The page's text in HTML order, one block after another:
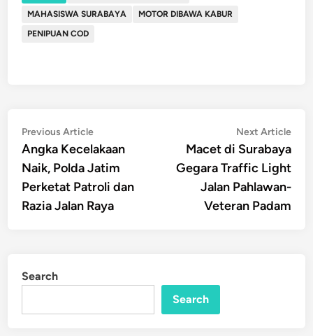
MAHASISWA SURABAYA
MOTOR DIBAWA KABUR
PENIPUAN COD
Post
navigation
Previous ArticlePrevious
article:
Angka Kecelakaan
Naik, Polda Jatim
Perketat Patroli dan
Razia Jalan Raya
Next Article
Macet di Surabaya
Gegara Traffic Light
Jalan Pahlawan-
Veteran Padam
Search
Search